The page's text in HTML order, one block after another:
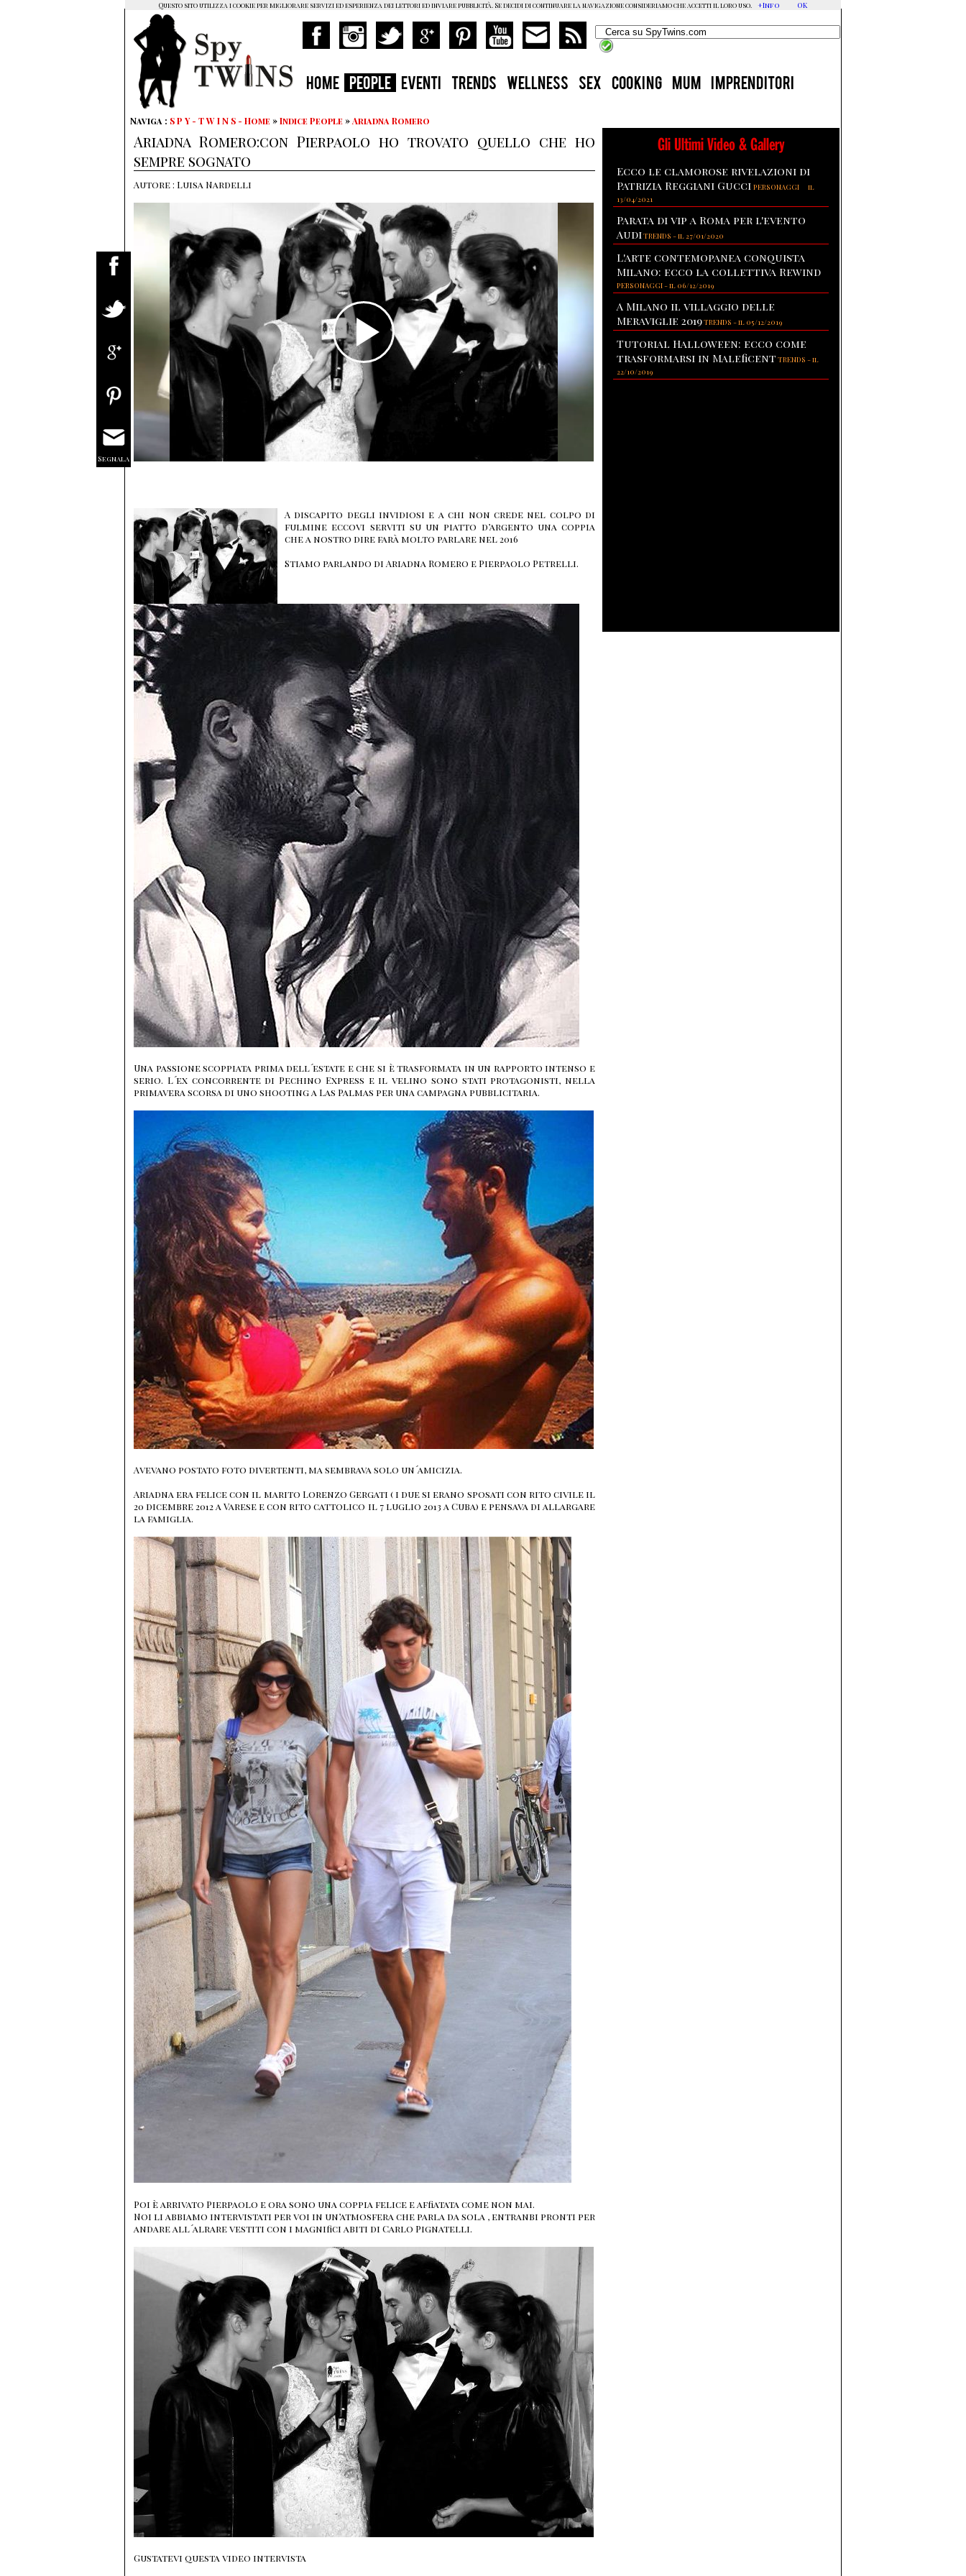
HOME PEOPLE EVENTI TRENDS WELLNESS SEX COOKING MUM IMPRENDITORI
Naviga : S P Y - T W I N S - Home »Indice People »Ariadna Romero
Ariadna Romero:con Pierpaolo ho trovato quello che ho
sempre sognato
Autore : Luisa Nardelli
A discapito degli invidiosi e a chi non crede nel colpo di
fulmine eccovi serviti su un piatto d’argento una coppia
che a nostro dire farà molto parlare nel 2016
Stiamo parlando di Ariadna Romero e Pierpaolo Petrelli.
Una passione scoppiata prima dell´estate e che si è trasformata in un rapporto intenso e
serio. L´ex concorrente di Pechino Express e il velino sono stati protagonisti, nella
primavera scorsa di uno shooting a Las Palmas per una campagna pubblicitaria.
Avevano postato foto divertenti, ma sembrava solo un´amicizia.
Ariadna era felice con il marito Lorenzo Gergati ( i due si erano sposati con rito civile il
20 dicembre 2012 a Varese e con rito cattolico il 7 luglio 2013 a Cuba) e pensava di allargare
la famiglia.
Poi è arrivato Pierpaolo e ora sono una coppia felice e affiatata come non mai.
Noi li abbiamo intervistati per voi in un’atmosfera che parla da sola , entranbi pronti per
andare all´alrare vestiti con i magnifici abiti di Carlo Pignatelli.
Gustatevi questa video intervista
Segnala
Gli Ultimi Video & Gallery
Ecco le clamorose rivelazioni di
Patrizia Reggiani Gucci PERSONAGGI
il
13/04/2021
Parata di vip a Roma per l'evento
AudiTRENDS -il 27/01/2020
L'arte contemopanea conquista
Milano: ecco la collettiva Rewind
PERSONAGGI-il 06/12/2019
A Milano il villaggio delle
Meraviglie 2019TRENDS -il 05/12/2019
Tutorial Halloween: ecco come
trasformarsi in Maleficent TRENDS -il
22/10/2019
Questo sito utilizza i cookie per migliorare servizi ed esperienza dei lettori ed inviare pubblicità. Se decidi di continuare la navigazione consideriamo che accetti il loro uso. +Info OK